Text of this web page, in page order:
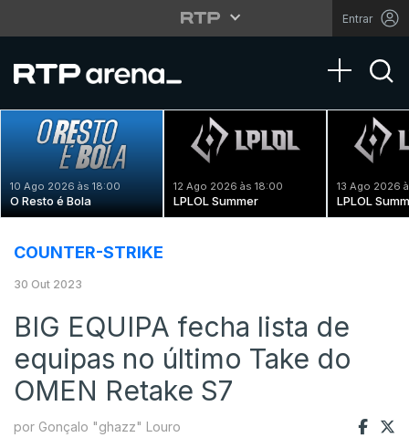
Entrar
Toggle
10 Ago 2026 às 18:00
O Resto é Bola
12 Ago 2026 às 18:00
LPLOL Summer
13 Ago 2026
LPLOL
COUNTER-STRIKE
30 Out 2023
BIG EQUIPA fecha lista de
equipas no último Take do
OMEN Retake S7
por Gonçalo "ghazz" Louro